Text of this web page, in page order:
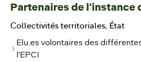
Partenaires de l'instance
Collectivités territoriales, État
Elu.es volontaires des
l'EPCI